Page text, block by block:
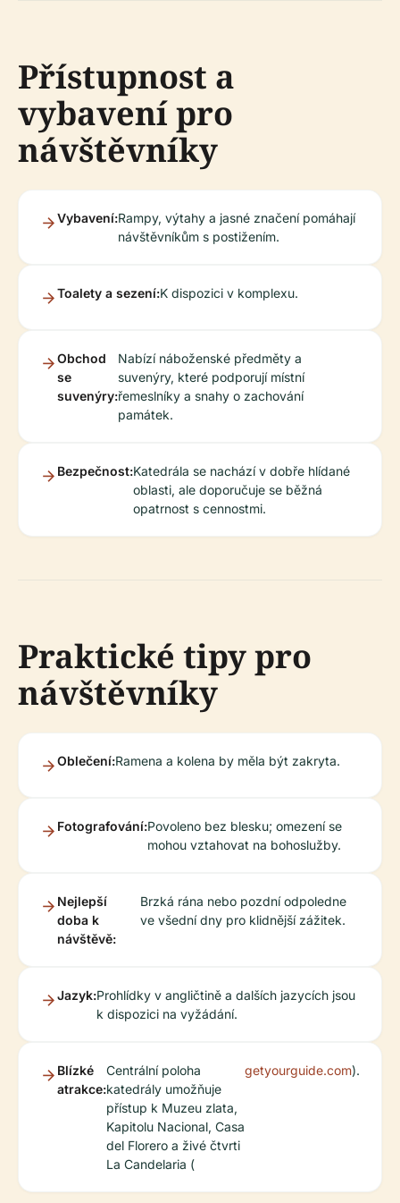
Přístupnost a
vybavení pro
návštěvníky
Vybavení:Rampy, výtahy a jasné značení pomáhají
návštěvníkům s postižením.
Toalety a sezení:K dispozici v komplexu.
Obchod
se
suvenýry:
Nabízí náboženské předměty a
suvenýry, které podporují místní
řemeslníky a snahy o zachování
památek.
Bezpečnost:Katedrála se nachází v dobře hlídané
oblasti, ale doporučuje se běžná
opatrnost s cennostmi.
Praktické tipy pro
návštěvníky
Oblečení:Ramena a kolena by měla být zakryta.
Fotografování:Povoleno bez blesku; omezení se
mohou vztahovat na bohoslužby.
Nejlepší
doba k
návštěvě:
Brzká rána nebo pozdní odpoledne
ve všední dny pro klidnější zážitek.
Jazyk:Prohlídky v angličtině a dalších jazycích jsou
k dispozici na vyžádání.
Blízké
atrakce:
Centrální poloha
katedrály umožňuje
přístup k Muzeu zlata,
Kapitolu Nacional, Casa
del Florero a živé čtvrti
La Candelaria (
getyourguide.com).